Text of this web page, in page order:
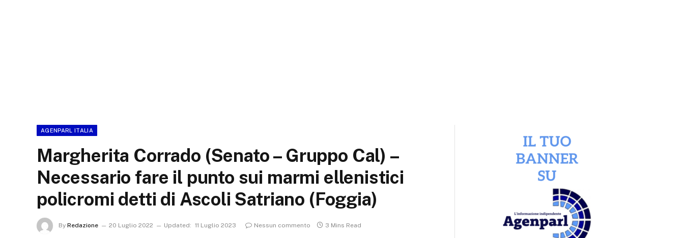
AGENPARL ITALIA
Margherita Corrado (Senato – Gruppo Cal) –
Necessario fare il punto sui marmi ellenistici
policromi detti di Ascoli Satriano (Foggia)
By Redazione 20 Luglio 2022 Updated: 11 Luglio 2023 Nessun commento 3 Mins Read